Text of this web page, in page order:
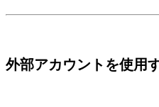
外部アカウントを使用